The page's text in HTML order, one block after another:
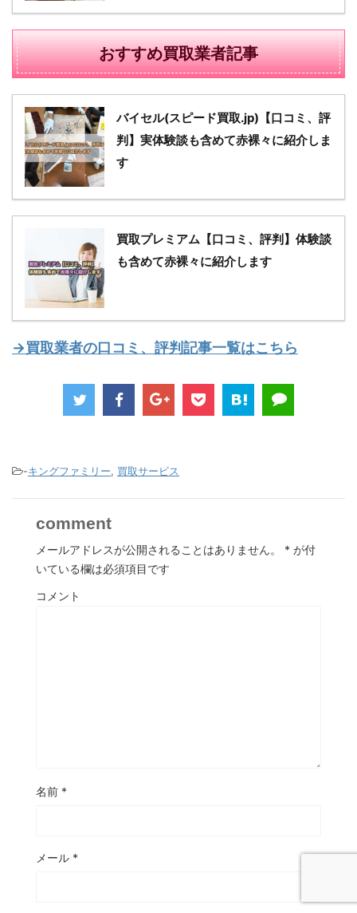
おすすめ買取業者記事
バイセル(スピード買取.jp)【口コミ、評
判】実体験談も含めて赤裸々に紹介しま
す
買取プレミアム【口コミ、評判】体験談
も含めて赤裸々に紹介します
→買取業者の口コミ、評判記事一覧はこちら
-キングファミリー, 買取サービス
comment
メールアドレスが公開されることはありません。 * が付
いている欄は必須項目です
コメント
名前 *
メール *